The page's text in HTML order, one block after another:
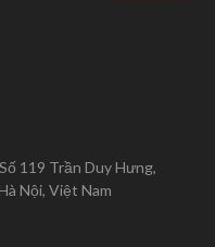
119 Trần Duy Hưng,
Nội, Việt Nam